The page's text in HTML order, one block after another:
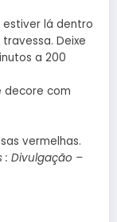
estiver lá dentro
Deixe
a 200
decore com
vermelhas.
: Divulgação –